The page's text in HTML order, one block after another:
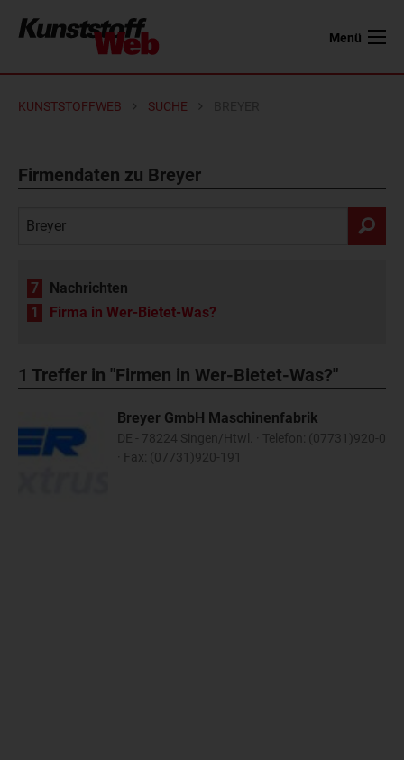
Menü
KUNSTSTOFFWEB SUCHE
Firmendaten zu Breyer
7
Nachrichten
1
Firma in Wer-Bietet-Was?
1 Treffer in "Firmen in Wer-Bietet-Was?"
Breyer GmbH Maschinenfabrik
DE - 78224 Singen/Htwl. · Telefon: (07731)920-0
· Fax: (07731)920-191